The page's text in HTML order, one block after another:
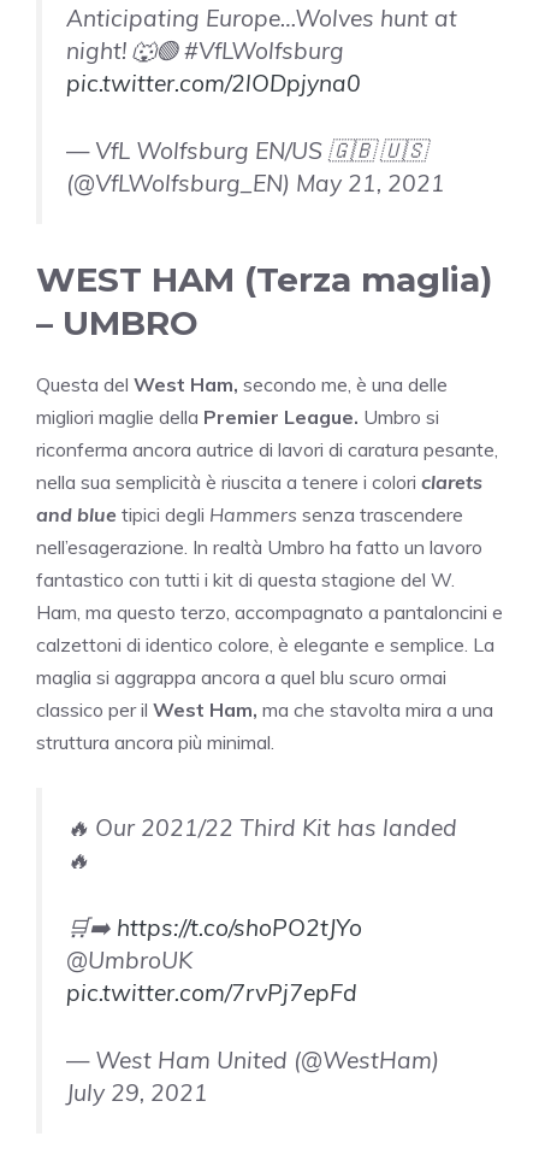
Anticipating Europe…Wolves hunt at
night! 🐺🟢 #VfLWolfsburg
pic.twitter.com/2lODpjyna0
— VfL Wolfsburg EN/US 🇬🇧 🇺🇸
(@VfLWolfsburg_EN) May 21, 2021
WEST HAM (Terza maglia)
– UMBRO
Questa del West Ham, secondo me, è una delle
migliori maglie della Premier League. Umbro si
riconferma ancora autrice di lavori di caratura pesante,
nella sua semplicità è riuscita a tenere i colori clarets
and blue tipici degli Hammers senza trascendere
nell’esagerazione. In realtà Umbro ha fatto un lavoro
fantastico con tutti i kit di questa stagione del W.
Ham, ma questo terzo, accompagnato a pantaloncini e
calzettoni di identico colore, è elegante e semplice. La
maglia si aggrappa ancora a quel blu scuro ormai
classico per il West Ham, ma che stavolta mira a una
struttura ancora più minimal.
🔥 Our 2021/22 Third Kit has landed
🔥
🛒➡️ https://t.co/shoPO2tJYo
@UmbroUK
pic.twitter.com/7rvPj7epFd
— West Ham United (@WestHam)
July 29, 2021